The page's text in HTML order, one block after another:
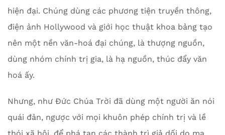
hiện đại. Chúng dùng các phương tiện truyền thông,
điện ảnh Hollywood và giới học thuật khoa bảng tạo
nên một nền văn-hoá đại chúng, là thượng nguồn,
dùng nhóm chính trị gia, là hạ nguồn, thúc đẩy văn
hoá ấy.
Nhưng, như Đức Chúa Trời đã dùng một người ăn nói
quái đản, ngược với mọi khuôn phép chính trị và lề